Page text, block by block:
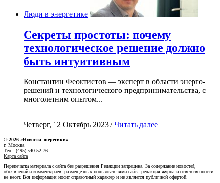
Люди в энергетике
Секреты простоты: почему
технологическое решение должно
быть интуитивным
Константин Феоктистов — эксперт в области энерго-
решений и технологического предпринимательства, с
многолетним опытом...
Четверг, 12 Октябрь 2023 /Читать далее
© 2026 «Новости энеретики»
г. Москва
Тел.: (495) 540-52-76
Карта сайта
Перепечатка материала с сайта без разрешения Редакции запрещена. За содержание новостей,
объявлений и комментариев, размещенных пользователями сайта, редакция журнала ответственности
не несет. Вся информация носит справочный характер и не является публичной офертой.